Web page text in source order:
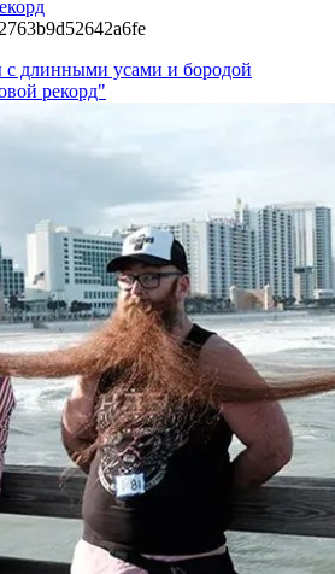
длинными усами и бородой
рекорд"